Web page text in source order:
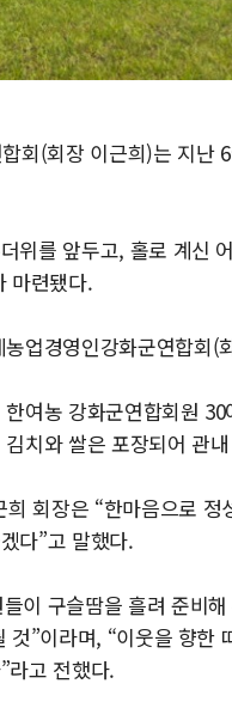
회(회장 이근희)는 지난
위를 앞두고, 홀로 계신
마련됐다.
업경영인강화군연합회
여농 강화군연합회원
치와 쌀은 포장되어 관
회장은 “한마음으로
다”고 말했다.
이 구슬땀을 흘려 준비
것”이라며, “이웃을 향
라고 전했다.